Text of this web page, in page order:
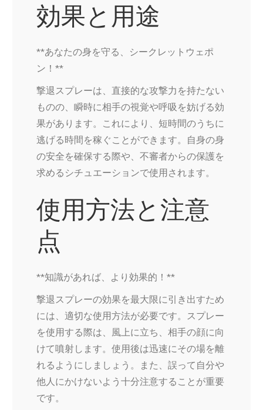
効果と用途
**あなたの身を守る、シークレットウェポ
ン！**
撃退スプレーは、直接的な攻撃力を持たない
ものの、瞬時に相手の視覚や呼吸を妨げる効
果があります。これにより、短時間のうちに
逃げる時間を稼ぐことができます。自身の身
の安全を確保する際や、不審者からの保護を
求めるシチュエーションで使用されます。
使用方法と注意
点
**知識があれば、より効果的！**
撃退スプレーの効果を最大限に引き出すため
には、適切な使用方法が必要です。スプレー
を使用する際は、風上に立ち、相手の顔に向
けて噴射します。使用後は迅速にその場を離
れるようにしましょう。また、誤って自分や
他人にかけないよう十分注意することが重要
です。